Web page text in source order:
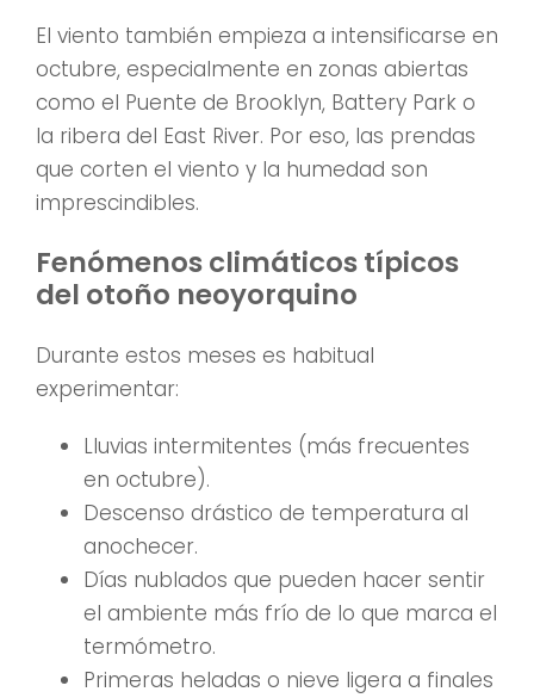
El viento también empieza a intensificarse en
octubre, especialmente en zonas abiertas
como el Puente de Brooklyn, Battery Park o
la ribera del East River. Por eso, las prendas
que corten el viento y la humedad son
imprescindibles.
Fenómenos climáticos típicos
del otoño neoyorquino
Durante estos meses es habitual
experimentar:
Lluvias intermitentes (más frecuentes
en octubre).
Descenso drástico de temperatura al
anochecer.
Días nublados que pueden hacer sentir
el ambiente más frío de lo que marca el
termómetro.
Primeras heladas o nieve ligera a finales